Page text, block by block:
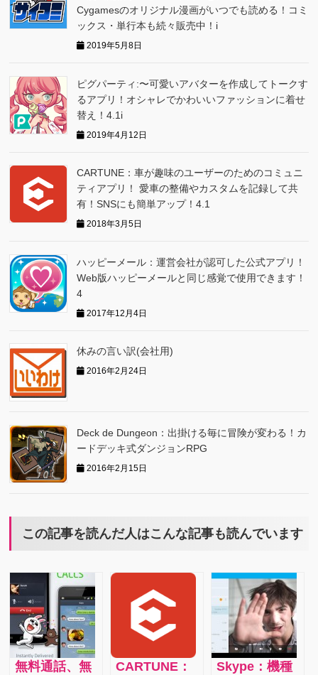
Cygamesのオリジナル漫画がいつでも読める！コミ
ックス・単行本も続々販売中！i
2019年5月8日
ピグパーティ:〜可愛いアバターを作成してトークす
るアプリ！オシャレでかわいいファッションに着せ
替え！4.1i
2019年4月12日
CARTUNE：車が趣味のユーザーのためのコミュニ
ティアプリ！ 愛車の整備やカスタムを記録して共
有！SNSにも簡単アップ！4.1
2018年3月5日
ハッピーメール：運営会社が認可した公式アプリ！
Web版ハッピーメールと同じ感覚で使用できます！
4
2017年12月4日
休みの言い訳(会社用)
2016年2月24日
Deck de Dungeon：出掛ける毎に冒険が変わる！カ
ードデッキ式ダンジョンRPG
2016年2月15日
この記事を読んだ人はこんな記事も読んでいます
無料通話、無
CARTUNE：
Skype：機種